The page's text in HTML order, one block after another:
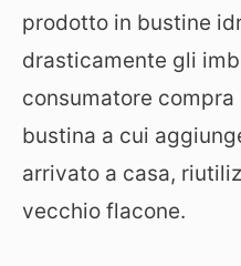
prodotto in bustine
drasticamente gli
consumatore compra
bustina a cui
arrivato a casa,
vecchio flacone.